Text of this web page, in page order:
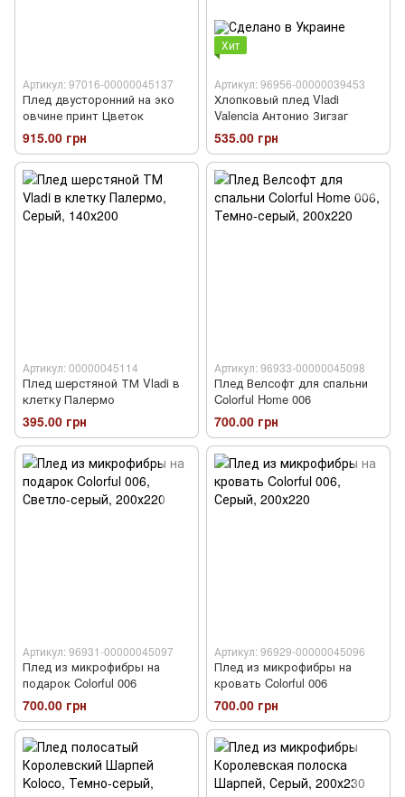
Артикул: 97016-00000045137
Плед двусторонний на эко
овчине принт Цветок
915.00 грн
Хит
Артикул: 96956-00000039453
Хлопковый плед Vladi
Valencia Антонио Зигзаг
535.00 грн
Артикул: 00000045114
Плед шерстяной ТМ Vladi в
клетку Палермо
395.00 грн
Артикул: 96933-00000045098
Плед Велсофт для спальни
Colorful Home 006
700.00 грн
Артикул: 96931-00000045097
Плед из микрофибры на
подарок Colorful 006
700.00 грн
Артикул: 96929-00000045096
Плед из микрофибры на
кровать Colorful 006
700.00 грн